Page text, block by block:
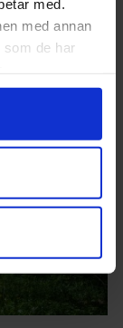
med.
med annan
som de har